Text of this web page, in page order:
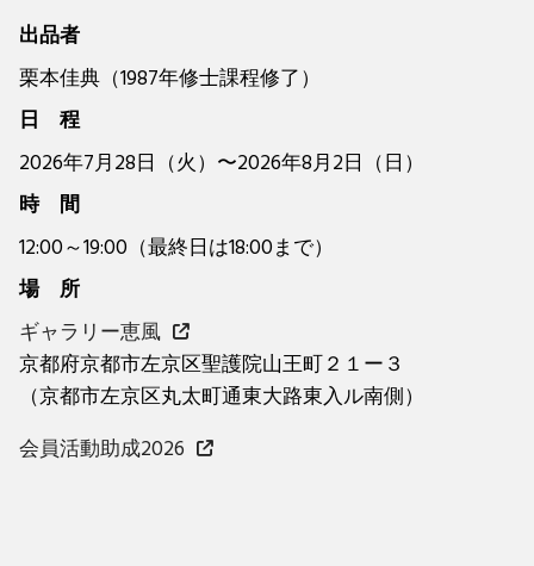
出品者
栗本佳典（1987年修士課程修了）
日 程
2026年7月28日（火）〜2026年8月2日（日）
時 間
12:00～19:00（最終日は18:00まで）
場 所
ギャラリー恵風
京都府京都市左京区聖護院山王町２１ー３
（京都市左京区丸太町通東大路東入ル南側）
会員活動助成2026